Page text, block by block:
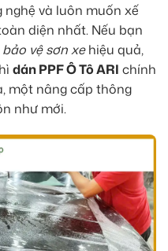
nghệ và luôn muốn xế
diện nhất. Nếu bạn
bảo vệ sơn xehiệu quả,
dán PPF Ô Tô ARI chính
một nâng cấp thông
như mới.